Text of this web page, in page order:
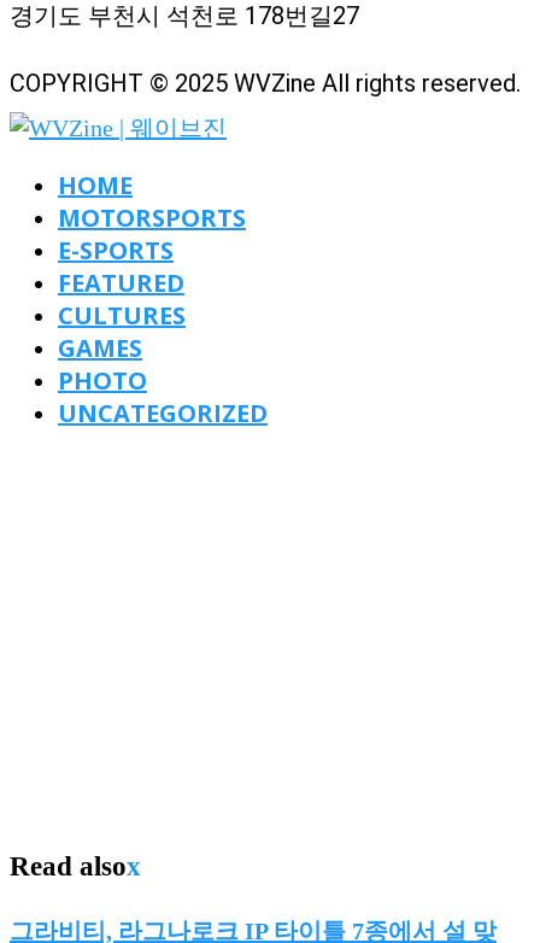
경기도 부천시 석천로 178번길27
COPYRIGHT © 2025 WVZine All rights reserved.
HOME
MOTORSPORTS
E-SPORTS
FEATURED
CULTURES
GAMES
PHOTO
UNCATEGORIZED
Read alsox
그라비티, 라그나로크 IP 타이틀 7종에서 설 맞